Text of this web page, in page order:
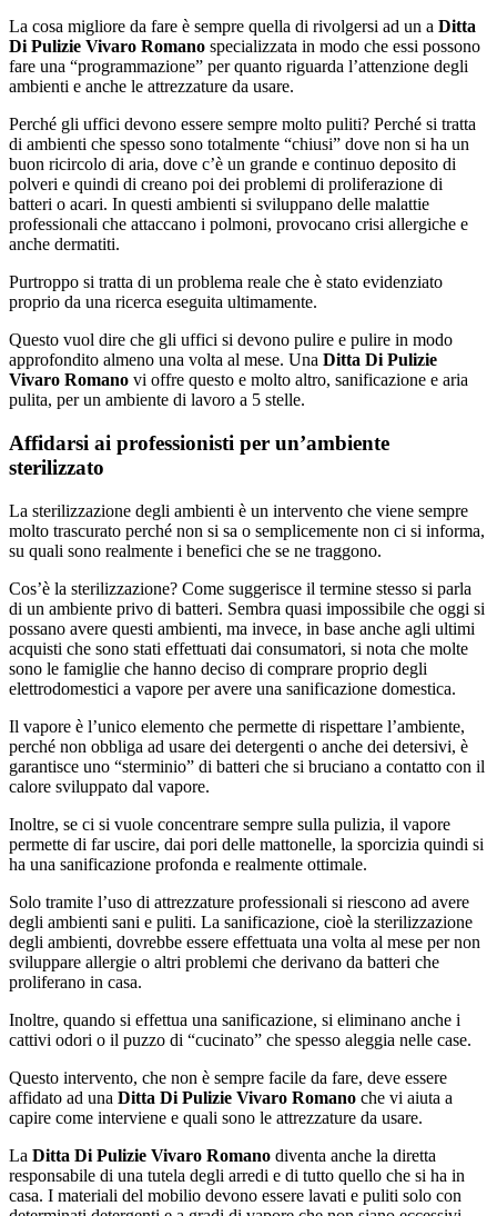
La cosa migliore da fare è sempre quella di rivolgersi ad un a Ditta
Di Pulizie Vivaro Romano specializzata in modo che essi possono
fare una “programmazione” per quanto riguarda l’attenzione degli
ambienti e anche le attrezzature da usare.
Perché gli uffici devono essere sempre molto puliti? Perché si tratta
di ambienti che spesso sono totalmente “chiusi” dove non si ha un
buon ricircolo di aria, dove c’è un grande e continuo deposito di
polveri e quindi di creano poi dei problemi di proliferazione di
batteri o acari. In questi ambienti si sviluppano delle malattie
professionali che attaccano i polmoni, provocano crisi allergiche e
anche dermatiti.
Purtroppo si tratta di un problema reale che è stato evidenziato
proprio da una ricerca eseguita ultimamente.
Questo vuol dire che gli uffici si devono pulire e pulire in modo
approfondito almeno una volta al mese. Una Ditta Di Pulizie
Vivaro Romano vi offre questo e molto altro, sanificazione e aria
pulita, per un ambiente di lavoro a 5 stelle.
Affidarsi ai professionisti per un’ambiente
sterilizzato
La sterilizzazione degli ambienti è un intervento che viene sempre
molto trascurato perché non si sa o semplicemente non ci si informa,
su quali sono realmente i benefici che se ne traggono.
Cos’è la sterilizzazione? Come suggerisce il termine stesso si parla
di un ambiente privo di batteri. Sembra quasi impossibile che oggi si
possano avere questi ambienti, ma invece, in base anche agli ultimi
acquisti che sono stati effettuati dai consumatori, si nota che molte
sono le famiglie che hanno deciso di comprare proprio degli
elettrodomestici a vapore per avere una sanificazione domestica.
Il vapore è l’unico elemento che permette di rispettare l’ambiente,
perché non obbliga ad usare dei detergenti o anche dei detersivi, è
garantisce uno “sterminio” di batteri che si bruciano a contatto con il
calore sviluppato dal vapore.
Inoltre, se ci si vuole concentrare sempre sulla pulizia, il vapore
permette di far uscire, dai pori delle mattonelle, la sporcizia quindi si
ha una sanificazione profonda e realmente ottimale.
Solo tramite l’uso di attrezzature professionali si riescono ad avere
degli ambienti sani e puliti. La sanificazione, cioè la sterilizzazione
degli ambienti, dovrebbe essere effettuata una volta al mese per non
sviluppare allergie o altri problemi che derivano da batteri che
proliferano in casa.
Inoltre, quando si effettua una sanificazione, si eliminano anche i
cattivi odori o il puzzo di “cucinato” che spesso aleggia nelle case.
Questo intervento, che non è sempre facile da fare, deve essere
affidato ad una Ditta Di Pulizie Vivaro Romano che vi aiuta a
capire come interviene e quali sono le attrezzature da usare.
La Ditta Di Pulizie Vivaro Romano diventa anche la diretta
responsabile di una tutela degli arredi e di tutto quello che si ha in
casa. I materiali del mobilio devono essere lavati e puliti solo con